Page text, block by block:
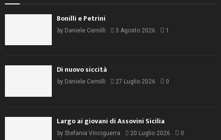
Bonilli e Petrini
by Daniele Cernilli 3 Agosto 2026 1
Di nuovo siccità
by Daniele Cernilli 27 Luglio 2026 0
Largo ai giovani di Assovini Sicilia
by Stefania Vinciguerra 20 Luglio 2026 0